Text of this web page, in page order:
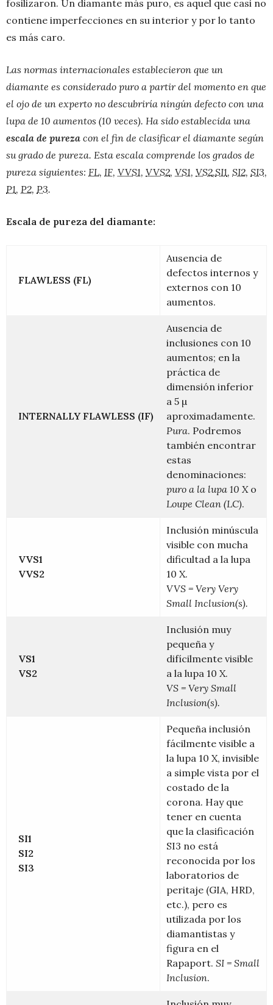
fosilizaron. Un diamante más puro, es aquel que casi no
contiene imperfecciones en su interior y por lo tanto
es más caro.
Las normas internacionales establecieron que un
diamante es considerado puro a partir del momento en que
el ojo de un experto no descubriría ningún defecto con una
lupa de 10 aumentos (10 veces). Ha sido establecida una
escala de pureza con el fin de clasificar el diamante según
su grado de pureza. Esta escala comprende los grados de
pureza siguientes: FL, IF, VVS1, VVS2, VS1, VS2,SI1, SI2, SI3,
P1, P2, P3.
Escala de pureza del diamante:
FLAWLESS (FL)
Ausencia de
defectos internos y
externos con 10
aumentos.
INTERNALLY FLAWLESS (IF)
Ausencia de
inclusiones con 10
aumentos; en la
práctica de
dimensión inferior
a 5 µ
aproximadamente.
Pura. Podremos
también encontrar
estas
denominaciones:
puro a la lupa 10 Xo
Loupe Clean (LC).
VVS1
VVS2
Inclusión minúscula
visible con mucha
dificultad a la lupa
10 X.
VVS = Very Very
Small Inclusion(s).
VS1
VS2
Inclusión muy
pequeña y
difícilmente visible
a la lupa 10 X.
VS = Very Small
Inclusion(s).
SI1
SI2
SI3
Pequeña inclusión
fácilmente visible a
la lupa 10 X, invisible
a simple vista por el
costado de la
corona. Hay que
tener en cuenta
que la clasificación
SI3 no está
reconocida por los
laboratorios de
peritaje (GIA, HRD,
etc.), pero es
utilizada por los
diamantistas y
figura en el
Rapaport. SI = Small
Inclusion.